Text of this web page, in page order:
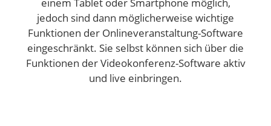
jedoch sind dann möglicherweise wichtige
Funktionen der Onlineveranstaltung-Software
eingeschränkt. Sie selbst können sich über die
Funktionen der Videokonferenz-Software aktiv
und live einbringen.